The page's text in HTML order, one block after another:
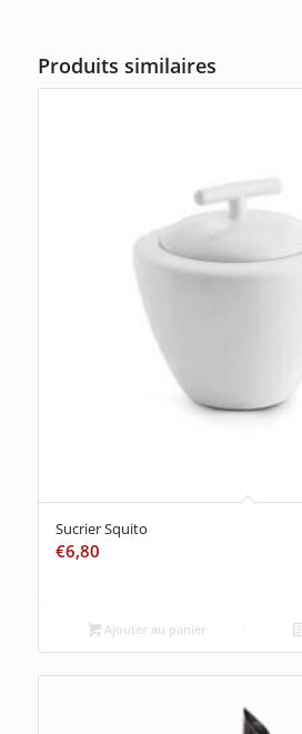
Produits similaires
Sucrier Squito
€6,80
Ajouter au panier